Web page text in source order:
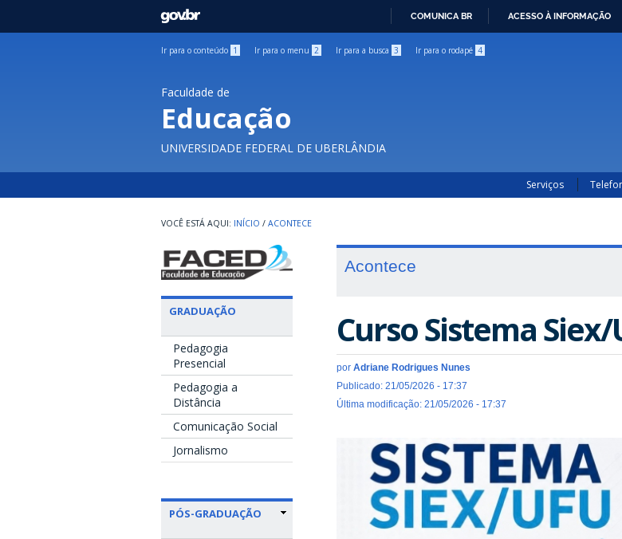
GOVBR
COMUNICA BR ACESSO À INFORMAÇÃO
Ir para o conteúdo 1 Ir para o menu 2 Ir para a busca 3 Ir para o rodapé 4
Faculdade de
Educação
UNIVERSIDADE FEDERAL DE UBERLÂNDIA
Serviços
INÍCIO / ACONTECE
GRADUAÇÃO
Pedagogia
Presencial
Pedagogia a
Distância
Comunicação Social
Jornalismo
PÓS-GRADUAÇÃO
Acontece
Curso Sistema Siex/
por Adriane Rodrigues Nunes
Publicado: 21/05/2026 - 17:37
Última modificação: 21/05/2026 - 17:37